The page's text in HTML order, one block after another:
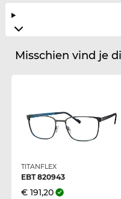
Misschien vind je
TITANFLEX
EBT 820943
€ 191,20